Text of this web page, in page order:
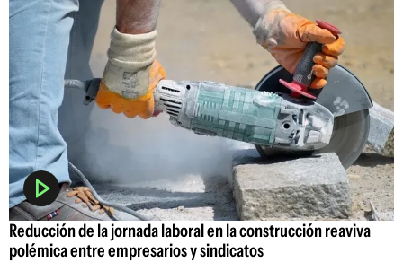
Reducción de la jornada laboral en la construcción reaviva
polémica entre empresarios y sindicatos